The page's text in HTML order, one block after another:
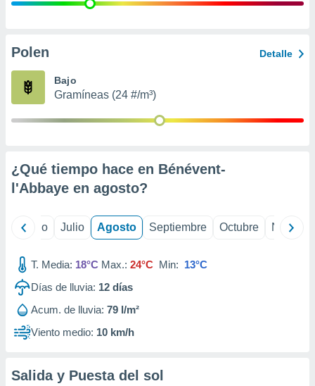
e
publicidad
Polen Detalle
Bajo
Gramíneas (24 #/m³)
¿Qué tiempo hace en Bénévent-
l'Abbaye en agosto?
Junio Julio Agosto Septiembre Octubre
T. Media: 18°C Max.: 24°C Min: 13°C
Días de lluvia: 12 días
Acum. de lluvia: 79 l/m²
Viento medio: 10 km/h
Salida y Puesta del sol